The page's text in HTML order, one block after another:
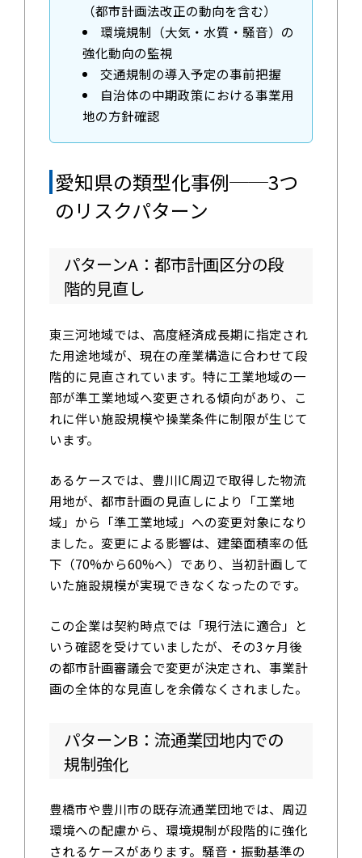
（都市計画法改正の動向を含む）
環境規制（大気・水質・騒音）の
強化動向の監視
交通規制の導入予定の事前把握
自治体の中期政策における事業用
地の方針確認
愛知県の類型化事例──3つ
のリスクパターン
パターンA：都市計画区分の段
階的見直し
東三河地域では、高度経済成長期に指定され
た用途地域が、現在の産業構造に合わせて段
階的に見直されています。特に工業地域の一
部が準工業地域へ変更される傾向があり、こ
れに伴い施設規模や操業条件に制限が生じて
います。
あるケースでは、豊川IC周辺で取得した物流
用地が、都市計画の見直しにより「工業地
域」から「準工業地域」への変更対象になり
ました。変更による影響は、建築面積率の低
下（70%から60%へ）であり、当初計画して
いた施設規模が実現できなくなったのです。
この企業は契約時点では「現行法に適合」と
いう確認を受けていましたが、その3ヶ月後
の都市計画審議会で変更が決定され、事業計
画の全体的な見直しを余儀なくされました。
パターンB：流通業団地内での
規制強化
豊橋市や豊川市の既存流通業団地では、周辺
環境への配慮から、環境規制が段階的に強化
されるケースがあります。騒音・振動基準の